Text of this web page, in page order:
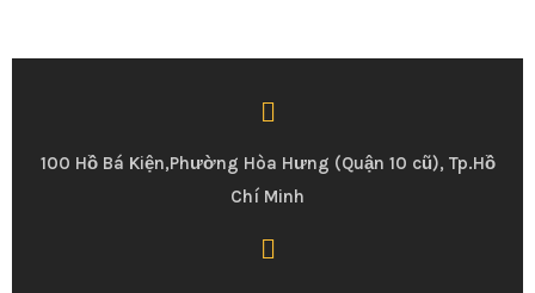
100 Hồ Bá Kiện,Phường Hòa Hưng (Quận 10 cũ), Tp.Hồ
Chí Minh